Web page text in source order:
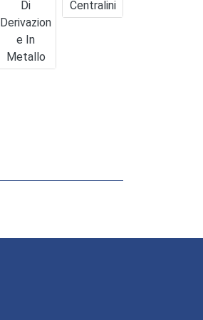
Di
Derivazion
E In
Metallo
Centralini